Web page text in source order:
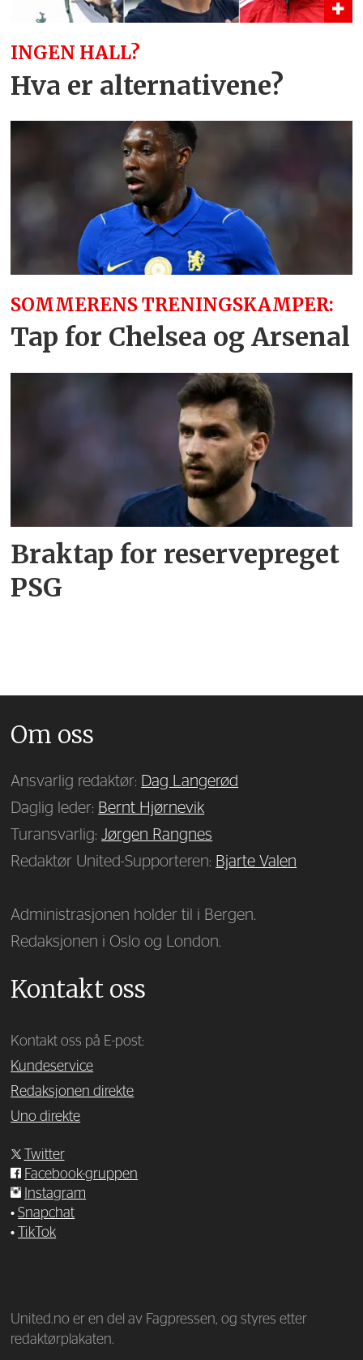
INGEN HALL?
Hva er alternativene?
SOMMERENS TRENINGSKAMPER:
Tap for Chelsea og Arsenal
Braktap for reservepreget
PSG
Om oss
Ansvarlig redaktør: Dag Langerød
Daglig leder: Bernt Hjørnevik
Turansvarlig:Jørgen Rangnes
Redaktør United-Supporteren: Bjarte Valen
Administrasjonen holder til i Bergen.
Redaksjonen i Oslo og London.
Kontakt oss
Kontakt oss på E-post:
Kundeservice
Redaksjonen direkte
Uno direkte
Twitter
Facebook-gruppen
Instagram
•Snapchat
•
TikTok
United.no er en del av Fagpressen, og styres etter
redaktørplakaten.